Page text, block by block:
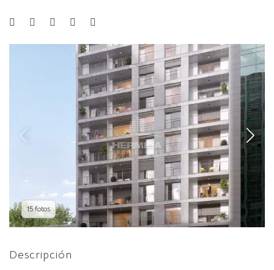
15 fotos
Descripción